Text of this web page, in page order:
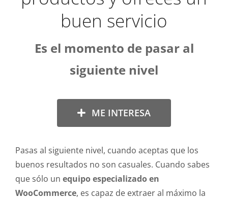
buen servicio
Es el momento de pasar al
siguiente nivel
ME INTERESA
Pasas al siguiente nivel, cuando aceptas que los
buenos resultados no son casuales. Cuando sabes
que sólo un equipo especializado en
WooCommerce, es capaz de extraer al máximo la